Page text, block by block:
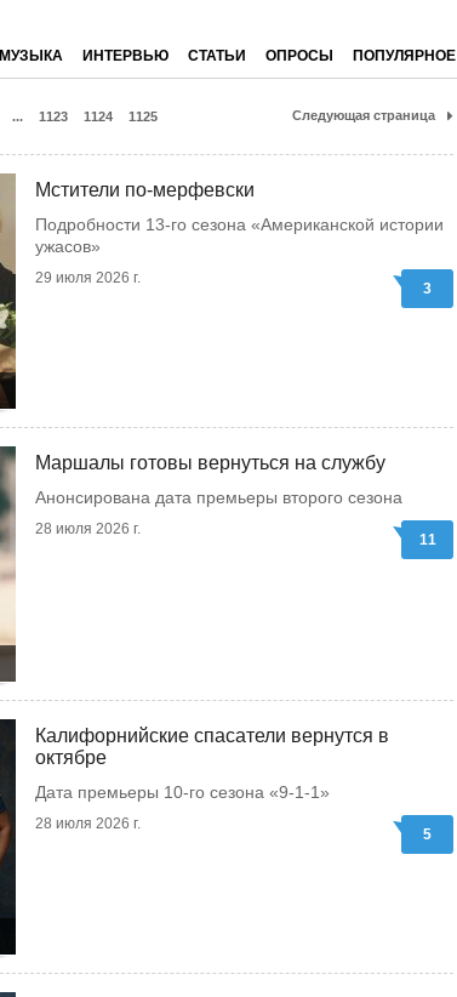
МУЗЫКА ИНТЕРВЬЮ СТАТЬИ ОПРОСЫ ПОПУЛЯРНОЕ
... 1123 1124 1125 Следующая страница
Мстители по-мерфевски
Подробности 13-го сезона «Американской истории
ужасов»
29 июля 2026 г.
3
Маршалы готовы вернуться на службу
Анонсирована дата премьеры второго сезона
28 июля 2026 г.
11
Калифорнийские спасатели вернутся в
октябре
Дата премьеры 10-го сезона «9-1-1»
28 июля 2026 г.
5